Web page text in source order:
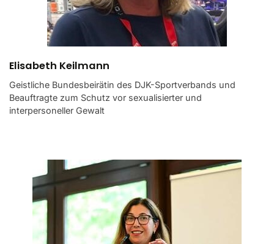
Elisabeth Keilmann
Geistliche Bundesbeirätin des DJK-Sportverbands und
Beauftragte zum Schutz vor sexualisierter und
interpersoneller Gewalt